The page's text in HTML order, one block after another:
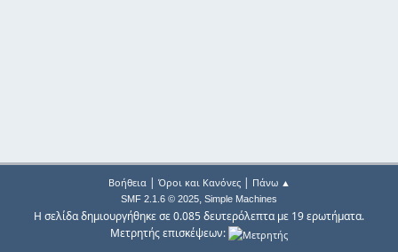
Βοήθεια| Όροι και Κανόνες| Πάνω ▲
SMF 2.1.6 © 2025, Simple Machines
Η σελίδα δημιουργήθηκε σε 0.085 δευτερόλεπτα με 19 ερωτήματα.
Μετρητής επισκέψεων: